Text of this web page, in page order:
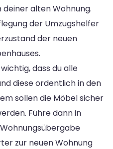
alten Wohnung.
der Umzugshelfer
der neuen
dass du alle
diese ordentlich in den
sollen die Möbel sicher
Führe dann in
zur neuen Wohnung